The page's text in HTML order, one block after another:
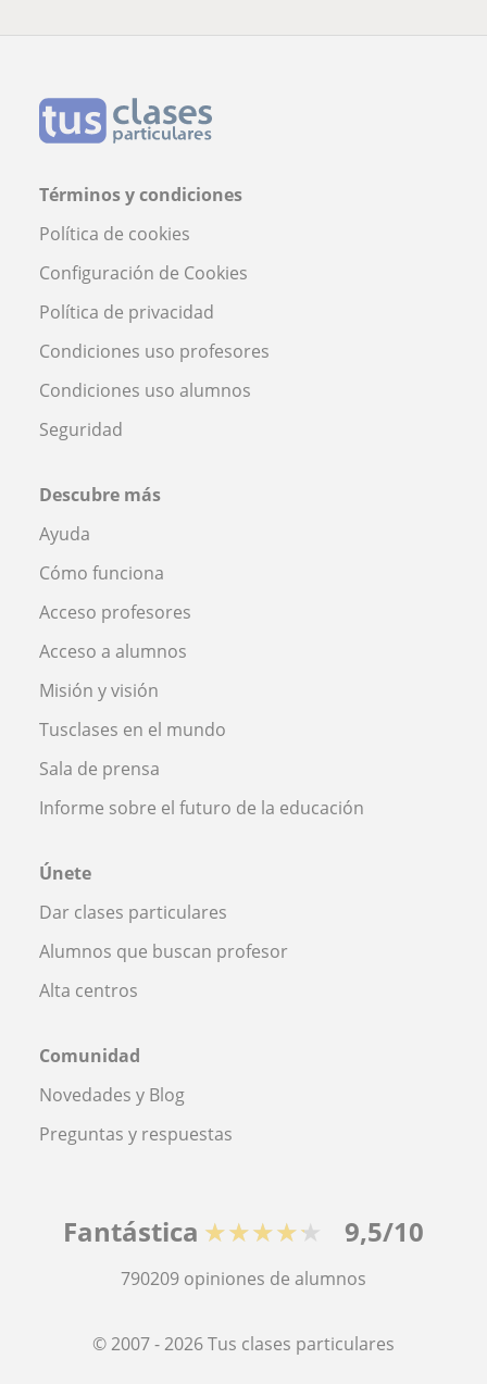
Términos y condiciones
Política de cookies
Configuración de Cookies
Política de privacidad
Condiciones uso profesores
Condiciones uso alumnos
Seguridad
Descubre más
Ayuda
Cómo funciona
Acceso profesores
Acceso a alumnos
Misión y visión
Tusclases en el mundo
Sala de prensa
Informe sobre el futuro de la educación
Únete
Dar clases particulares
Alumnos que buscan profesor
Alta centros
Comunidad
Novedades y Blog
Preguntas y respuestas
Fantástica ★★★★★ 9,5/10
790209 opiniones de alumnos
© 2007 - 2026 Tus clases particulares